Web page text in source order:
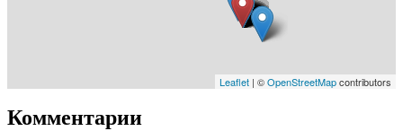
Leaflet | ©OpenStreetMapcontributors
Комментарии